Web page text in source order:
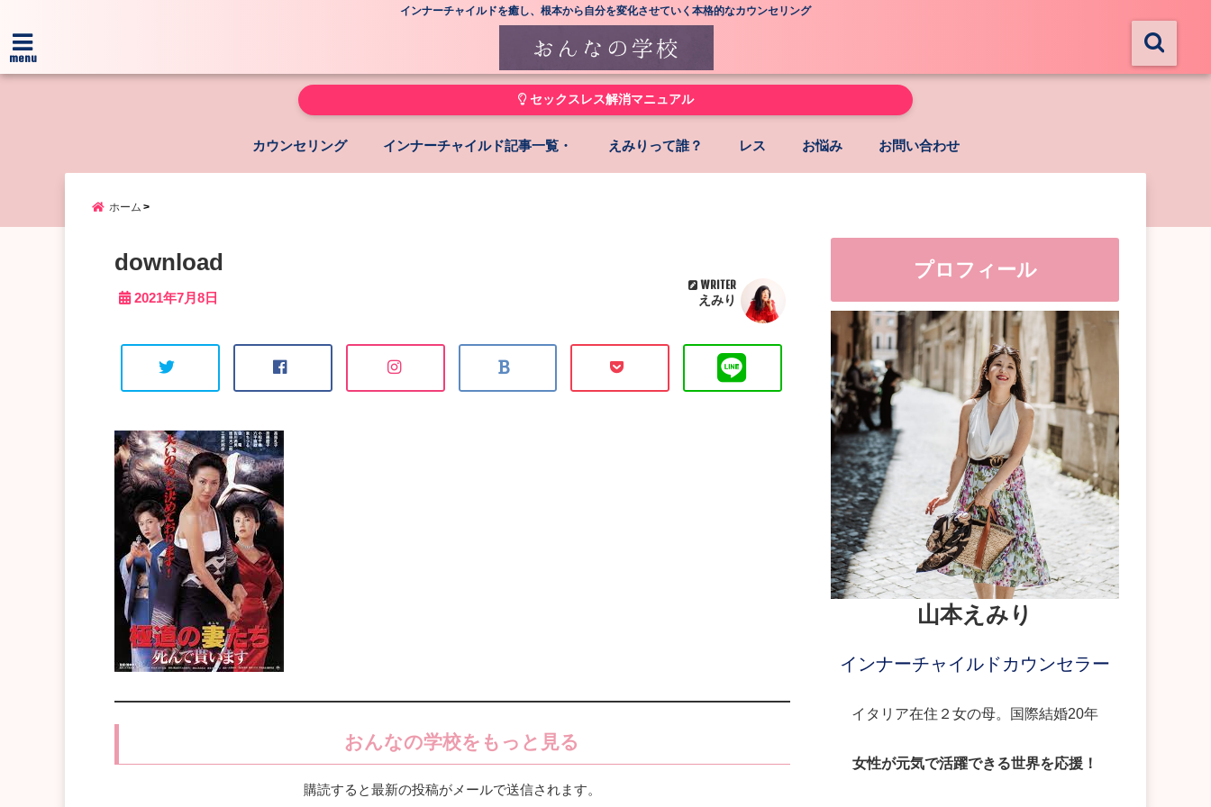
インナーチャイルドを癒し、根本から自分を変化させていく本格的なカウンセリング
menu
セックスレス解消マニュアル
カウンセリング インナーチャイルド記事一覧・ えみりって誰？ レス お悩み お問い合わせ
ホーム
download
2021年7月8日
WRITER
えみり
おんなの学校をもっと見る
購読すると最新の投稿がメールで送信されます。
プロフィール
山本えみり
インナーチャイルドカウンセラー
イタリア在住２女の母。国際結婚20年
女性が元気で活躍できる世界を応援！